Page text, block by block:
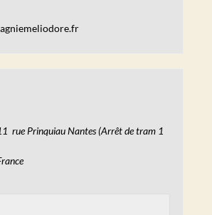
rue Prinquiau Nantes (Arrêt de tram 1